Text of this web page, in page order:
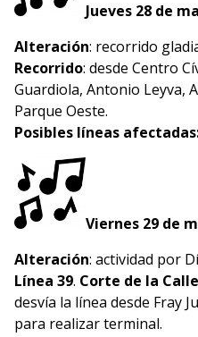
Jueves 28 de
Alteración: recorrido
Recorrido: desde Centro
Guardiola, Antonio Leyva,
Parque Oeste.
Posibles líneas
Viernes 29 de
Alteración: actividad por
Línea 39. Corte de la
desvía la línea desde Fray
para realizar terminal.